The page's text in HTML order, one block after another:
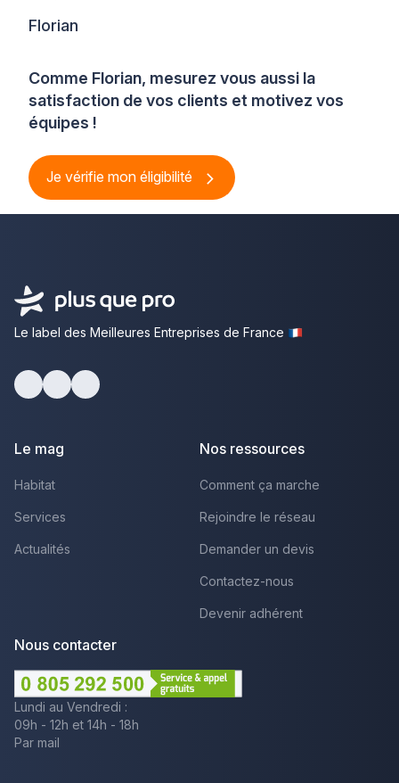
Comme Florian, mesurez vous aussi la
satisfaction de vos clients et motivez vos
équipes !
Je vérifie mon éligibilité
Florian
Le label des Meilleures Entreprises de France
Le mag
Habitat
Services
Actualités
Nos ressources
Comment ça marche
Rejoindre le réseau
Demander un devis
Contactez-nous
Devenir adhérent
Nous contacter
Lundi au Vendredi :
09h - 12h et 14h - 18h
Par mail